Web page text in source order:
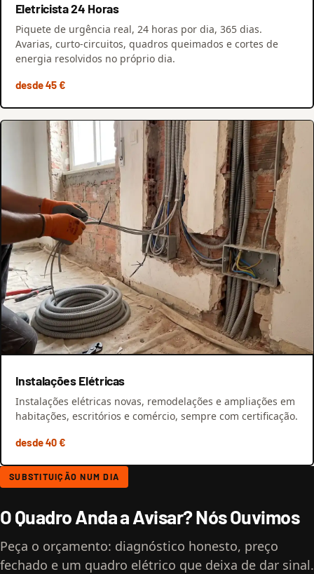
Eletricista 24 Horas
Piquete de urgência real, 24 horas por dia, 365 dias.
Avarias, curto-circuitos, quadros queimados e cortes de
energia resolvidos no próprio dia.
desde 45 €
Instalações Elétricas
Instalações elétricas novas, remodelações e ampliações em
habitações, escritórios e comércio, sempre com certificação.
desde 40 €
SUBSTITUIÇÃO NUM DIA
O Quadro Anda a Avisar? Nós Ouvimos
Peça o orçamento: diagnóstico honesto, preço
fechado e um quadro elétrico que deixa de dar sinal.